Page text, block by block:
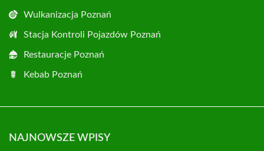
Wulkanizacja Poznań
Stacja Kontroli Pojazdów Poznań
Restauracje Poznań
Kebab Poznań
NAJNOWSZE WPISY